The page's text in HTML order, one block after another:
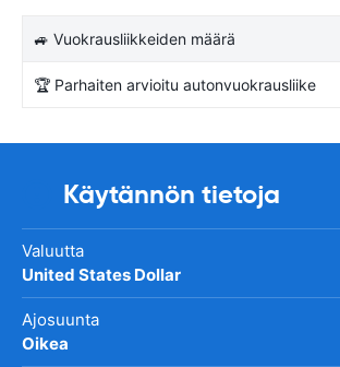
🚙 Vuokrausliikkeiden määrä
🏆 Parhaiten arvioitu autonvuokrausliike
Käytännön tietoja
Valuutta
United States Dollar
Ajosuunta
Oikea